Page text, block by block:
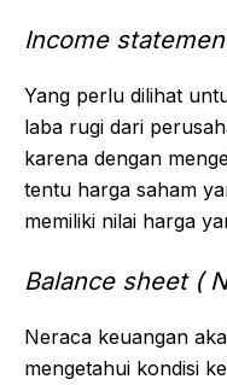
Income
Yang perlu dilihat
laba rugi dari
karena dengan
tentu harga saham
memiliki nilai harga
Balance sheet (
Neraca keuangan
mengetahui kondisi